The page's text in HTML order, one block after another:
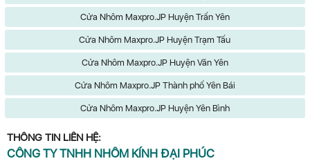
Cửa Nhôm Maxpro.JP Huyện Trấn Yên
Cửa Nhôm Maxpro.JP Huyện Trạm Tấu
Cửa Nhôm Maxpro.JP Huyện Văn Yên
Cửa Nhôm Maxpro.JP Thành phố Yên Bái
Cửa Nhôm Maxpro.JP Huyện Yên Bình
THÔNG TIN LIÊN HỆ:
CÔNG TY TNHH NHÔM KÍNH ĐẠI PHÚC